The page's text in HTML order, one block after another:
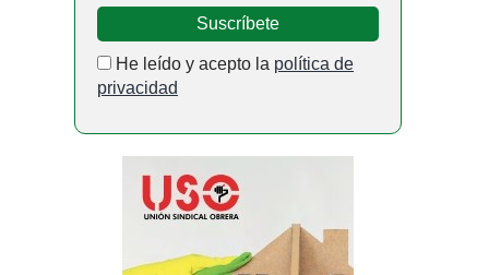
He leído y acepto la política de
privacidad